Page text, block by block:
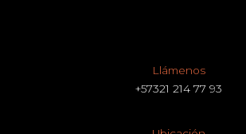
Llámenos
+57321 214 77 93